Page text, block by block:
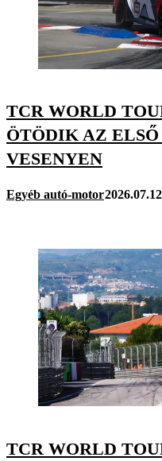
TCR WORLD
ÖTÖDIK AZ
VESENYEN
Egyéb autó-motor
TCR WORLD